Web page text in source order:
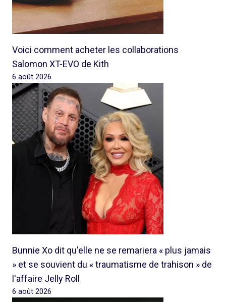
Voici comment acheter les collaborations
Salomon XT-EVO de Kith
6 août 2026
Bunnie Xo dit qu'elle ne se remariera « plus jamais
» et se souvient du « traumatisme de trahison » de
l'affaire Jelly Roll
6 août 2026